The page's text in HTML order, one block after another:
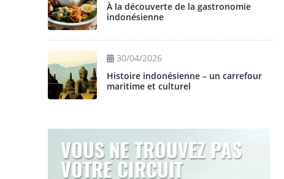
À la découverte de la gastronomie
indonésienne
30/04/2026
Histoire indonésienne – un carrefour
maritime et culturel